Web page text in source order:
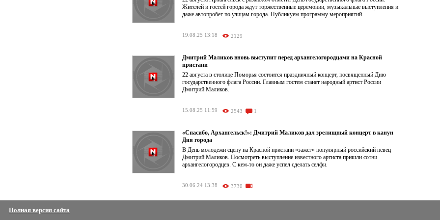
Жителей и гостей города ждут торжественные церемонии, музыкальные выступления и
даже автопробег по улицам города. Публикуем программу мероприятий.
19.08.25 13:18 2129
Дмитрий Маликов вновь выступит перед архангелогородцами на Красной
пристани
22 августа в столице Поморья состоится праздничный концерт, посвященный Дню
государственного флага России. Главным гостем станет народный артист России
Дмитрий Маликов.
15.08.25 11:59 2543 1
«Спасибо, Архангельск!»: Дмитрий Маликов дал зрелищный концерт в канун
Дня города
В День молодежи сцену на Красной пристани «зажег» популярный российский певец
Дмитрий Маликов. Посмотреть выступление известного артиста пришли сотни
архангелогородцев. С кем-то он даже успел сделать селфи.
30.06.24 13:38 3730
Полная версия сайта